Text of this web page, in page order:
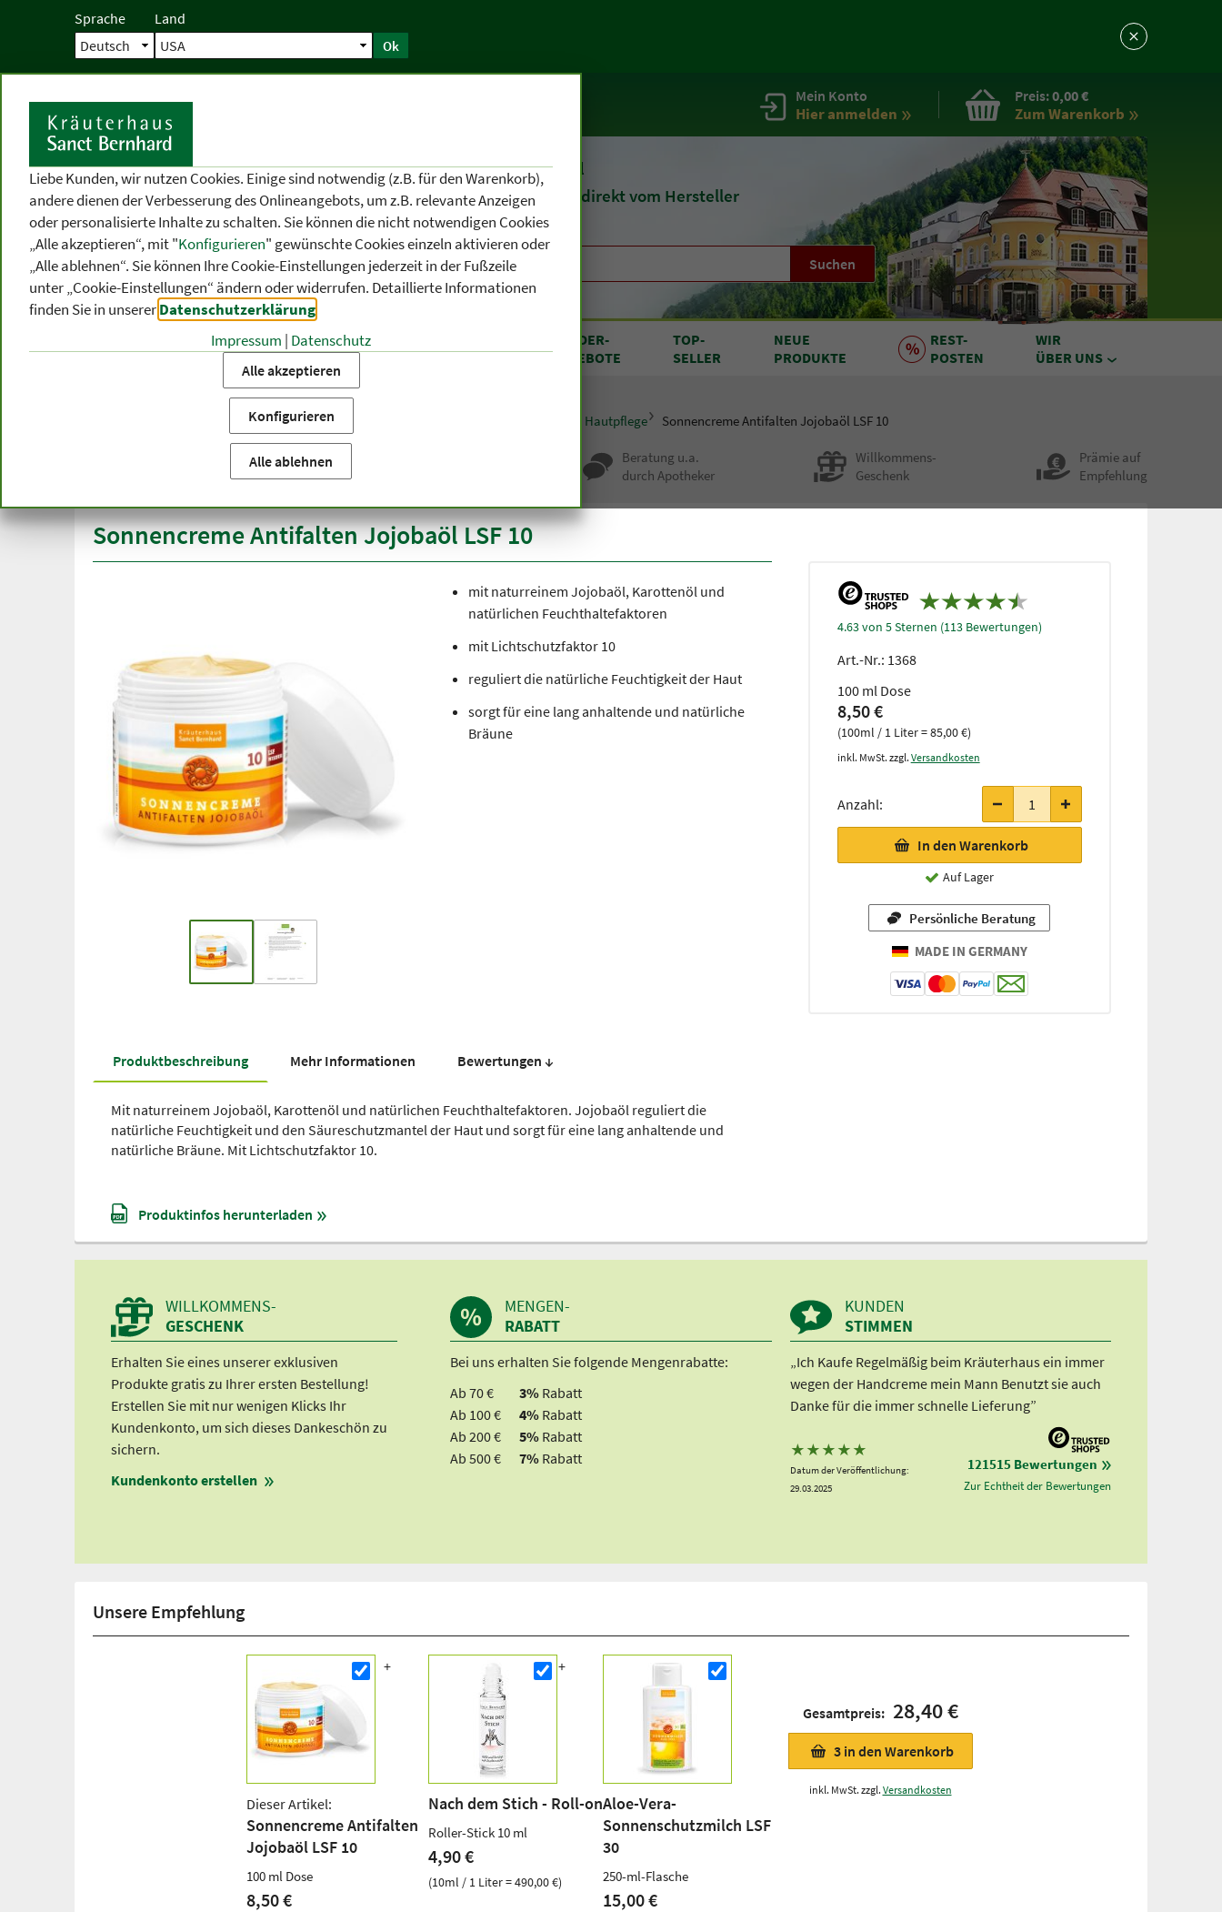
Sprache Land
Ok
Startseite Mein Konto
Hier anmelden
Preis:0,00 €
Zum Warenkorb
Seit 1903Naturheilmittel
undKosmetik direkt vom Hersteller
Suchen
KATEGORIEN
THEMEN-
BEREICHE
VON A BIS Z
SONDER-
ANGEBOTE
TOP-
SELLER
NEUE
PRODUKTE
REST-
POSTEN
WIR
ÜBER UNS
Startseite Produktkategorien Jojoba Hautpflege
Sonnencreme Antifalten Jojobaöl LSF 10
Beratung u.a.
durch Apotheker
Willkommens-
Geschenk
Prämie auf
Empfehlung
Sonnencreme Antifalten Jojobaöl LSF 10
4.63 von 5 Sternen (113 Bewertungen)
Art.-Nr.: 1368
100 ml Dose
8,50 €
(100ml / 1 Liter = 85,00 €)
inkl. MwSt. zzgl. Versandkosten
Anzahl:
In den Warenkorb
Auf Lager
Persönliche Beratung
mit naturreinem Jojobaöl, Karottenöl und
natürlichen Feuchthaltefaktoren
mit Lichtschutzfaktor 10
reguliert die natürliche Feuchtigkeit der Haut
sorgt für eine lang anhaltende und natürliche
Bräune
Produkt­beschreibung Mehr Informationen Bewer­tungen ↓
Mit naturreinem Jojobaöl, Karottenöl und natürlichen Feuchthaltefaktoren. Jojobaöl reguliert die
natürliche Feuchtigkeit und den Säureschutzmantel der Haut und sorgt für eine lang anhaltende und
natürliche Bräune. Mit Lichtschutzfaktor 10.
Produktinfos herunterladen
Unsere Empfehlung
Dieser Artikel:
Sonnencreme Antifalten
Jojobaöl LSF 10
100 ml Dose
8,50 €
Nach dem Stich - Roll-on
Roller-Stick 10 ml
4,90 €
(10ml / 1 Liter = 490,00 €)
Aloe-Vera-
Sonnenschutzmilch LSF
30
250-ml-Flasche
15,00 €
Gesamtpreis: 28,40 €
3 in den Warenkorb
inkl. MwSt. zzgl. Versandkosten
WILLKOMMENS-
GESCHENK
Erhalten Sie eines unserer exklusiven
Produkte gratis zu Ihrer ersten Bestellung!
Erstellen Sie mit nur wenigen Klicks Ihr
Kundenkonto, um sich dieses Dankeschön zu
sichern.
Kundenkonto erstellen
MENGEN-
RABATT
Bei uns erhalten Sie folgende Mengenrabatte:
Ab 70 €
3% Rabatt
Ab 100 €
4% Rabatt
Ab 200 €
5% Rabatt
Ab 500 €
7% Rabatt
KUNDEN
STIMMEN
„Ich Kaufe Regelmäßig beim Kräuterhaus ein immer
wegen der Handcreme mein Mann Benutzt sie auch
Danke für die immer schnelle Lieferung”
★ ★ ★ ★ ★
Datum der Veröffentlichung:
29.03.2025
121515 Bewertungen
Zur Echtheit der Bewertungen
Liebe Kunden, wir nutzen Cookies. Einige sind notwendig (z.B. für den Warenkorb),
andere dienen der Verbesserung des Onlineangebots, um z.B. relevante Anzeigen
oder personalisierte Inhalte zu schalten. Sie können die nicht notwendigen Cookies
„Alle akzeptieren“, mit "Konfigurieren" gewünschte Cookies einzeln aktivieren oder
„Alle ablehnen“. Sie können Ihre Cookie-Einstellungen jederzeit in der Fußzeile
unter „Cookie-Einstellungen“ ändern oder widerrufen. Detaillierte Informationen
finden Sie in unsererDatenschutzerklärung
Impressum | Datenschutz
Alle akzeptieren
Konfigurieren
Alle ablehnen